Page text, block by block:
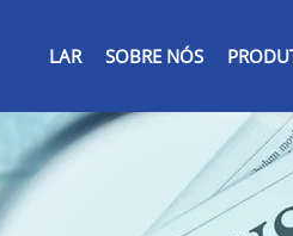
LAR SOBRE NÓS